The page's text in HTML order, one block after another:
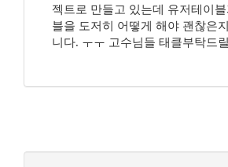
젝트로 만들고 있는데 유저테이블
블을 도저히 어떻게 해야 괜찮은
니다. ㅜㅜ 고수님들 태클부탁드